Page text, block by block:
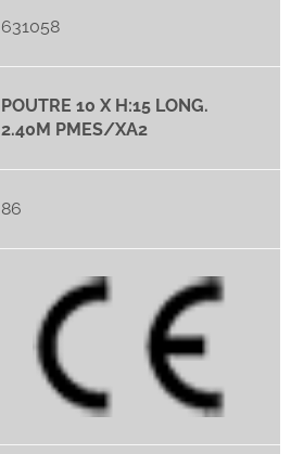
631058
POUTRE 10 X H:15 LONG.
2.40M PMES/XA2
86